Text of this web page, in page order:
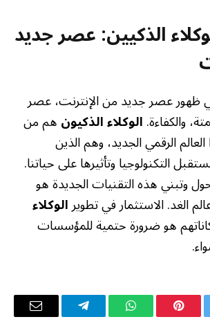
الذكيين: عصر جديد
هي ظهور عصر جديد من الإنترنت، عصر
والكفاءة.الوكلاء الذكيونهم من
الرقمي الجديد، وهم الذين
التكنولوجيا وتأثيرها على حياتنا.
وتبني هذه التقنيات الجديدة هو
الغد. الاستثمار في تطويرالوكلاء
هو ضرورة حتمية للمؤسسات
بينتيريستواتساب تيلقرام
البريد